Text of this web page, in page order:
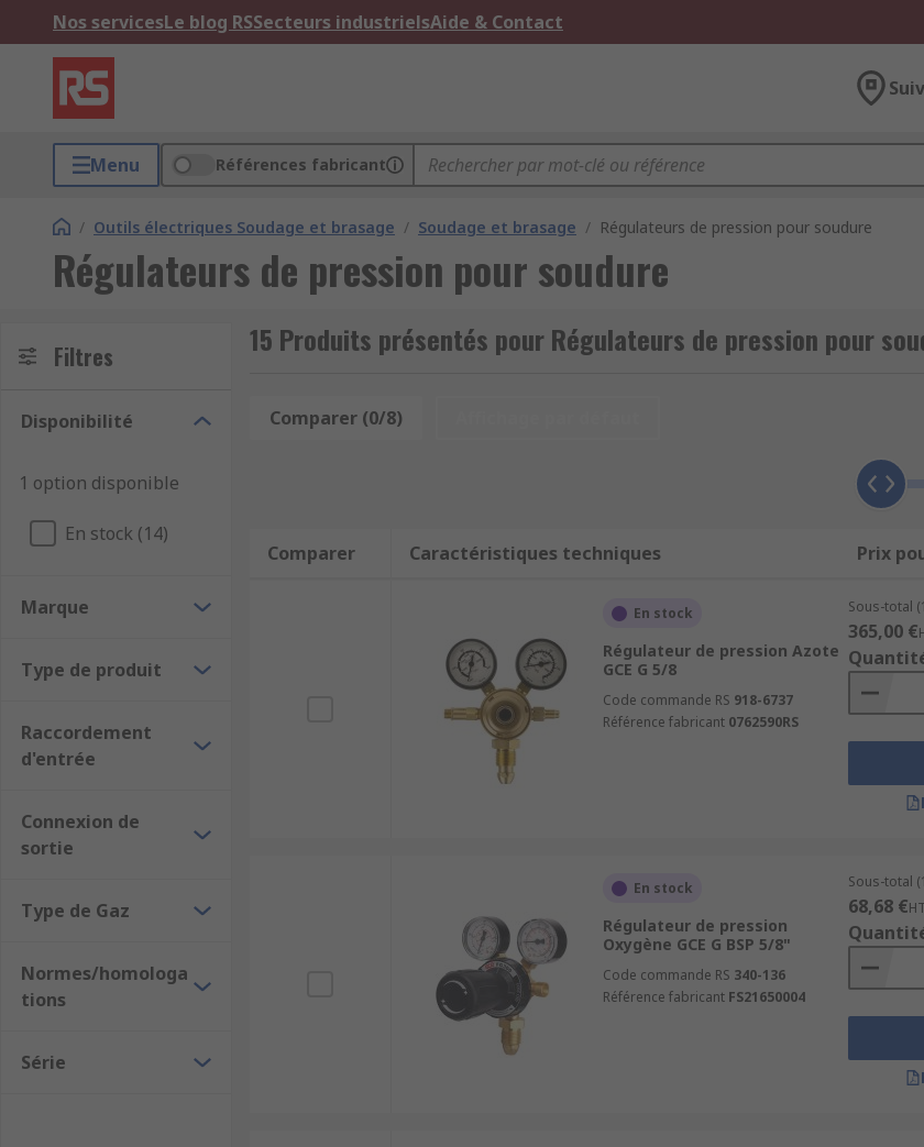
Nos servicesLe blog RSSecteurs industrielsAide & Contact
Menu Références fabricant
/ Outils électriques Soudage et brasage / Soudage et brasage / Régulateurs de pression pour soudure
Régulateurs de pression pour soudure
Filtres
Disponibilité
1 option disponible
En stock (14)
Marque
Type de produit
Raccordement
d'entrée
Connexion de
sortie
Type de Gaz
Normes/homologa
tions
Série
15 Produits présentés pour Régulateurs de pression pour
Comparer (0/8)
Comparer Caractéristiques techniques Prix
En stock
Régulateur de pression Azote
GCE G 5/8
Code commande RS 918-6737
Référence fabricant 0762590RS
Sous-total
365,00 €
En stock
Régulateur de pression
Oxygène GCE G BSP 5/8"
Code commande RS 340-136
Référence fabricant FS21650004
Sous-total
68,68 €HT